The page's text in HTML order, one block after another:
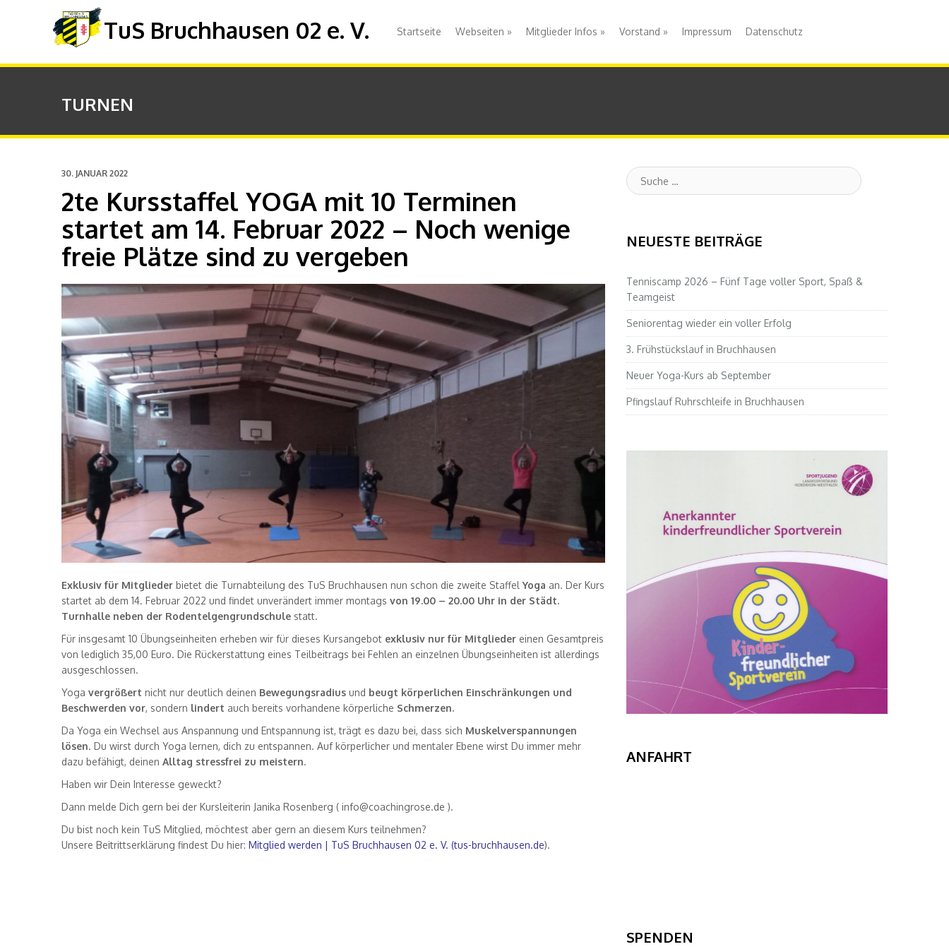
TuS Bruchhausen 02 e. V. Startseite Webseiten » Mitglieder Infos » Vorstand » Impressum Datenschutz
TURNEN
30. JANUAR 2022
2te Kursstaffel YOGA mit 10 Terminen
startet am 14. Februar 2022 – Noch wenige
freie Plätze sind zu vergeben
Exklusiv für Mitglieder bietet die Turnabteilung des TuS Bruchhausen nun schon die zweite StaffelYoga an. Der Kurs
startet ab dem 14. Februar 2022 und findet unverändert immer montags von 19.00 – 20.00 Uhr in der Städt.
Turnhalle neben der Rodentelgengrundschule statt.
Für insgesamt 10 Übungseinheiten erheben wir für dieses Kursangebot exklusiv nur für Mitglieder einen Gesamtpreis
von lediglich 35,00 Euro. Die Rückerstattung eines Teilbeitrags bei Fehlen an einzelnen Übungseinheiten ist allerdings
ausgeschlossen.
Yoga vergrößert nicht nur deutlich deinen Bewegungsradius und beugt körperlichen Einschränkungen und
Beschwerden vor, sondern lindert auch bereits vorhandene körperliche Schmerzen.
Da Yoga ein Wechsel aus Anspannung und Entspannung ist, trägt es dazu bei, dass sich Muskelverspannungen
lösen. Du wirst durch Yoga lernen, dich zu entspannen. Auf körperlicher und mentaler Ebene wirst Du immer mehr
dazu befähigt, deinen Alltag stressfrei zu meistern.
Haben wir Dein Interesse geweckt?
Dann melde Dich gern bei der Kursleiterin Janika Rosenberg ( info@coachingrose.de ).
Du bist noch kein TuS Mitglied, möchtest aber gern an diesem Kurs teilnehmen?
Unsere Beitrittserklärung findest Du hier: Mitglied werden | TuS Bruchhausen 02 e. V. (tus-bruchhausen.de).
Suche
:
NEUESTE BEITRÄGE
Tenniscamp 2026 – Fünf Tage voller Sport, Spaß &
Teamgeist
Seniorentag wieder ein voller Erfolg
3. Frühstückslauf in Bruchhausen
Neuer Yoga-Kurs ab September
Pfingslauf Ruhrschleife in Bruchhausen
ANFAHRT
SPENDEN